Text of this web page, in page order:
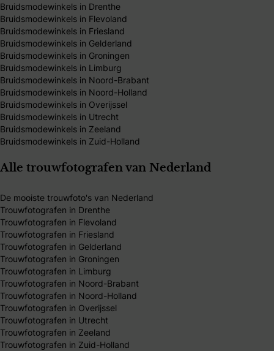
Bruidsmodewinkels in Drenthe
Bruidsmodewinkels in Flevoland
Bruidsmodewinkels in Friesland
Bruidsmodewinkels in Gelderland
Bruidsmodewinkels in Groningen
Bruidsmodewinkels in Limburg
Bruidsmodewinkels in Noord-Brabant
Bruidsmodewinkels in Noord-Holland
Bruidsmodewinkels in Overijssel
Bruidsmodewinkels in Utrecht
Bruidsmodewinkels in Zeeland
Bruidsmodewinkels in Zuid-Holland
Alle trouwfotografen van Nederland
De mooiste trouwfoto's van Nederland
Trouwfotografen in Drenthe
Trouwfotografen in Flevoland
Trouwfotografen in Friesland
Trouwfotografen in Gelderland
Trouwfotografen in Groningen
Trouwfotografen in Limburg
Trouwfotografen in Noord-Brabant
Trouwfotografen in Noord-Holland
Trouwfotografen in Overijssel
Trouwfotografen in Utrecht
Trouwfotografen in Zeeland
Trouwfotografen in Zuid-Holland